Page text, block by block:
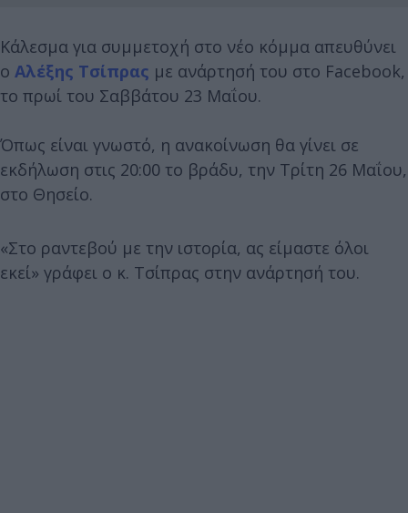
Κάλεσμα για συμμετοχή στο νέο κόμμα απευθύνει
ο Αλέξης Τσίπρας με ανάρτησή του στο Facebook,
το πρωί του Σαββάτου 23 Μαΐου.
Όπως είναι γνωστό, η ανακοίνωση θα γίνει σε
εκδήλωση στις 20:00 το βράδυ, την Τρίτη 26 Μαΐου,
στο Θησείο.
«Στο ραντεβού με την ιστορία, ας είμαστε όλοι
εκεί» γράφει ο κ. Τσίπρας στην ανάρτησή του.